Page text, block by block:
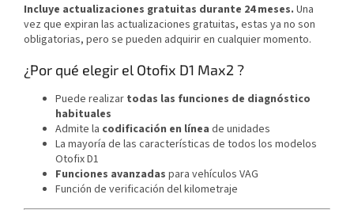
Incluye actualizaciones gratuitas durante 24 meses. Una
vez que expiran las actualizaciones gratuitas, estas ya no son
obligatorias, pero se pueden adquirir en cualquier momento.
¿Por qué elegir el Otofix D1 Max2 ?
Puede realizar todas las funciones de diagnóstico
habituales
Admite la codificación en línea de unidades
La mayoría de las características de todos los modelos
Otofix D1
Funciones avanzadas para vehículos VAG
Función de verificación del kilometraje